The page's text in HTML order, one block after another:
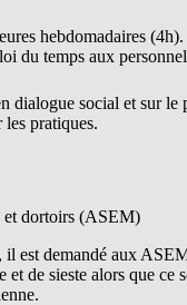
hebdomadaires
du temps aux
dialogue social et sur le
pratiques.
et dortoirs (ASEM)
il est demandé aux
et de sieste alors que ce